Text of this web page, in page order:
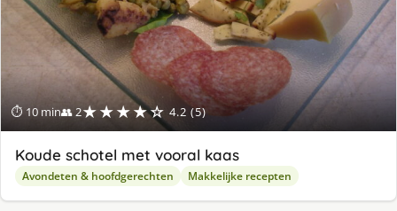
⏱ 10 min👥 2★★★★☆ 4.2 (5)
Koude schotel met vooral kaas
Avondeten & hoofdgerechten Makkelijke recepten